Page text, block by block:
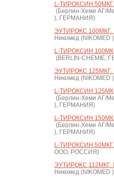
L-ТИРОКСИН
(Берлин-Хеми АГ/
), ГЕРМАНИЯ)
ЭУТИРОКС
Никомед
L-ТИРОКСИН
(BERLIN-CHEMIE,
ЭУТИРОКС
Никомед
L-ТИРОКСИН
(Берлин-Хеми АГ/
), ГЕРМАНИЯ)
L-ТИРОКСИН
(Берлин-Хеми АГ/
), ГЕРМАНИЯ)
L-ТИРОКСИН
ООО, РОССИЯ)
ЭУТИРОКС 112МКГ.
Никомед